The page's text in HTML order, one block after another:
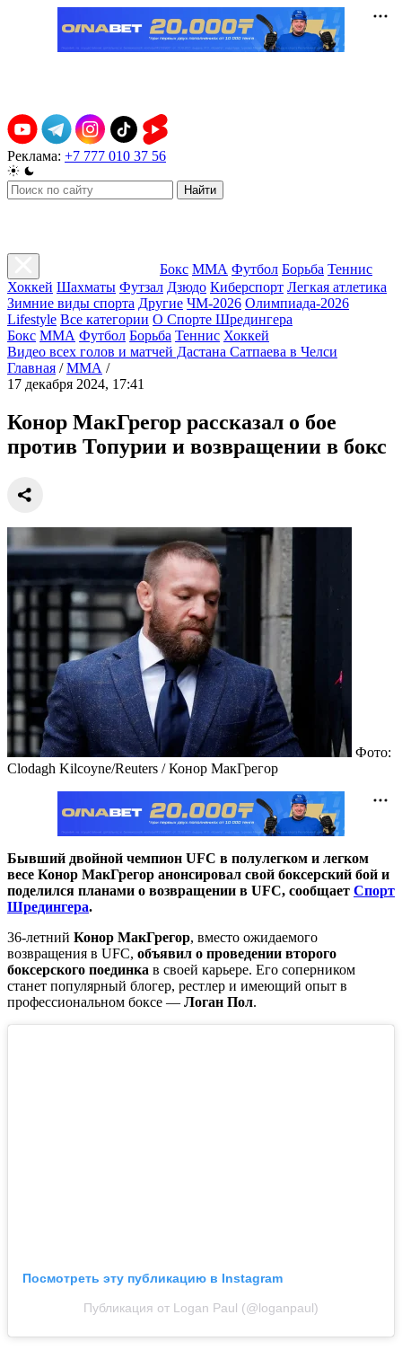
Реклама: +7 777 010 37 56
Найти
Бокс ММА Футбол Борьба Теннис
Хоккей Шахматы Футзал Дзюдо Киберспорт Легкая атлетика
Зимние виды спорта Другие ЧМ-2026 Олимпиада-2026
Lifestyle Все категории О Спорте Шредингера
Бокс ММА Футбол Борьба Теннис Хоккей
Видео всех голов и матчей Дастана Сатпаева в Челси
Главная / ММА /
17 декабря 2024, 17:41
Конор МакГрегор рассказал о бое
против Топурии и возвращении в бокс
Фото:
Clodagh Kilcoyne/Reuters / Конор МакГрегор
Бывший двойной чемпион UFC в полулегком и легком
весе Конор МакГрегор анонсировал свой боксерский бой и
поделился планами о возвращении в UFC, сообщает Спорт
Шредингера.
36-летний Конор МакГрегор, вместо ожидаемого
возвращения в UFC, объявил о проведении второго
боксерского поединка в своей карьере. Его соперником
станет популярный блогер, рестлер и имеющий опыт в
профессиональном боксе — Логан Пол.
Посмотреть эту публикацию в Instagram
Публикация от Logan Paul (@loganpaul)